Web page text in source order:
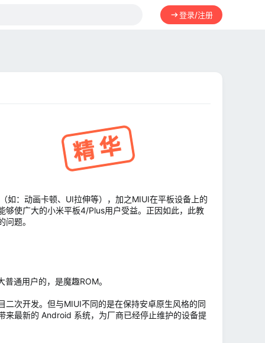
登录/注册
如：动画卡顿、UI拉伸等），加之MIUI在平板设备上的
够使广大的小米平板4/Plus用户受益。正因如此，此教
题。
通用户的，是魔趣ROM。
次开发。但与MIUI不同的是在保持安卓原生风格的同
来最新的 Android 系统，为厂商已经停止维护的设备提